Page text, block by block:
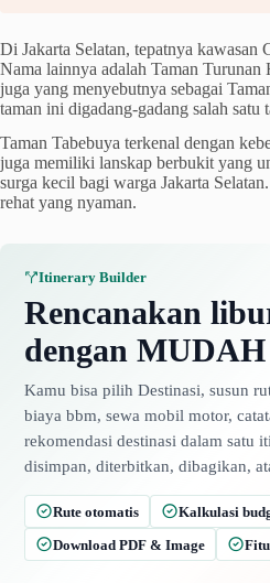
Di Jakarta Selatan, tepatnya kawasan
Nama lainnya adalah Taman
juga yang menyebutnya sebagai
taman ini digadang-gadang salah satu
Taman Tabebuya terkenal dengan
juga memiliki lanskap berbukit yang
surga kecil bagi warga Jakarta
rehat yang nyaman.
Itinerary Builder
Rencanakan
dengan MUDAH
Kamu bisa pilih Destinasi, susun
biaya bbm, sewa mobil motor,
rekomendasi destinasi dalam satu
disimpan, diterbitkan, dibagikan,
Rute otomatis
Kalkulasi
Download PDF & Image